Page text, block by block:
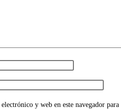
y web en este navegador